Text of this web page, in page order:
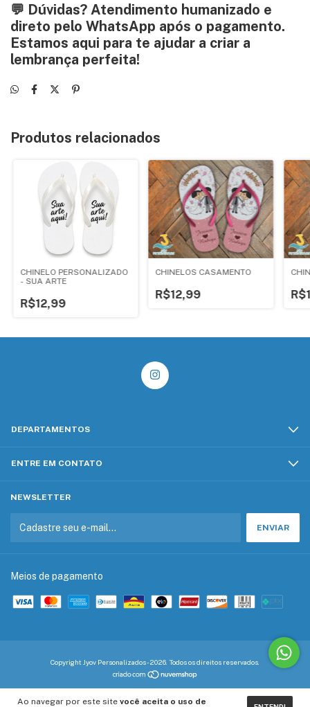
Ao navegar por este site você aceita o uso de
💬 Dúvidas? Atendimento humanizado e
direto pelo WhatsApp após o pagamento.
Estamos aqui para te ajudar a criar a
lembrança perfeita!
Produtos relacionados
CHINELO PERSONALIZADO
- SUA ARTE
R$12,99
CHINELOS CASAMENTO
R$12,99
DEPARTAMENTOS
ENTRE EM CONTATO
NEWSLETTER
Meios de pagamento
Copyright Jyov Personalizados - 2026. Todos os direitos reservados.